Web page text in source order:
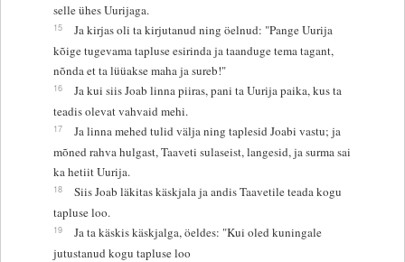
selle ühes Uurijaga.
15
Ja kirjas oli ta kirjutanud ning öelnud: "Pange Uurija
kõige tugevama tapluse esirinda ja taanduge tema tagant,
nõnda et ta lüüakse maha ja sureb!"
16
Ja kui siis Joab linna piiras, pani ta Uurija paika, kus ta
teadis olevat vahvaid mehi.
17
Ja linna mehed tulid välja ning taplesid Joabi vastu; ja
mõned rahva hulgast, Taaveti sulaseist, langesid, ja surma sai
ka hetiit Uurija.
18
Siis Joab läkitas käskjala ja andis Taavetile teada kogu
tapluse loo.
19
Ja ta käskis käskjalga, öeldes: "Kui oled kuningale
jutustanud kogu tapluse loo